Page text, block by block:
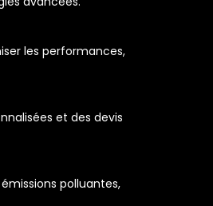
les performances,
et des devis
polluantes,